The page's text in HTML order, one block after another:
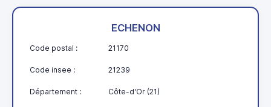
ECHENON
Code postal : 21170
Code insee : 21239
Département : Côte-d'Or (21)